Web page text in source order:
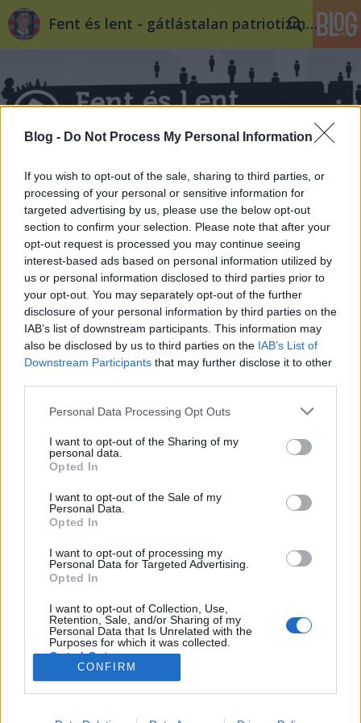
Blog - Do Not Process My Personal Information
If you wish to opt-out of the sale, sharing to third parties, or
processing of your personal or sensitive information for
targeted advertising by us, please use the below opt-out
section to confirm your selection. Please note that after your
opt-out request is processed you may continue seeing
interest-based ads based on personal information utilized by
us or personal information disclosed to third parties prior to
your opt-out. You may separately opt-out of the further
disclosure of your personal information by third parties on the
IAB’s list of downstream participants. This information may
also be disclosed by us to third parties on the IAB’s List of
Downstream Participants that may further disclose it to other
Please note that this website/app uses one or more Google
not limited to your visit or usage behaviour. You may click to
grant or deny consent to Google and its third-party tags to
use your data for below specified purposes in below Google
consent section.
Personal Data Processing Opt Outs
I want to opt-out of the Sharing of my
personal data.
Opted In
I want to opt-out of the Sale of my
Personal Data.
Opted In
I want to opt-out of processing my
Personal Data for Targeted Advertising.
Opted In
I want to opt-out of Collection, Use,
Retention, Sale, and/or Sharing of my
Personal Data that Is Unrelated with the
Purposes for which it was collected.
Opted Out
Google consents
I want to allow Google to enable storage
CONFIRM
Fent és lent - gátlástalan patriotizmus
Címkék»unortodox
Unortodox gazdaságpolitika izlandi
módra
2012. szeptember 14.
A nyári szabadságolások alatt a nemzetközi
hírportálok pénzügyi rovatait szemlézők érdekes
hírre figyelhettek fel. Júliusban az izlandiak nem várt
módon újabb részletét törlesztették a 2008-as
gazdasági és politikai összeomlást követő IMF-
kölcsönnek. Ezzel a mostani 483,7…
Válságkezelés: élénkítés,
megszorítás, vagy spanyolviasz?
• 2012. május 23.
erős egyensúlyjavítás recessziót okozhat. De a Jávor
által javasolt gazdaságélénkítés sem járható út,
eladósodást okoz. Különben elsőre az EU is az
élénkítéssel…